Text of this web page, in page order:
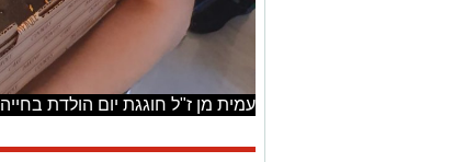
עמית מן ז"ל חוגגת יום הולדת בחייה